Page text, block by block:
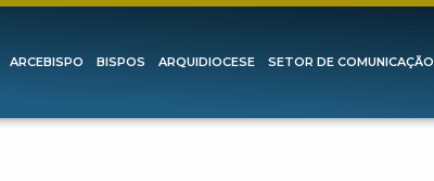
ARCEBISPO BISPOS ARQUIDIOCESE SETOR DE COMUNICAÇÃO